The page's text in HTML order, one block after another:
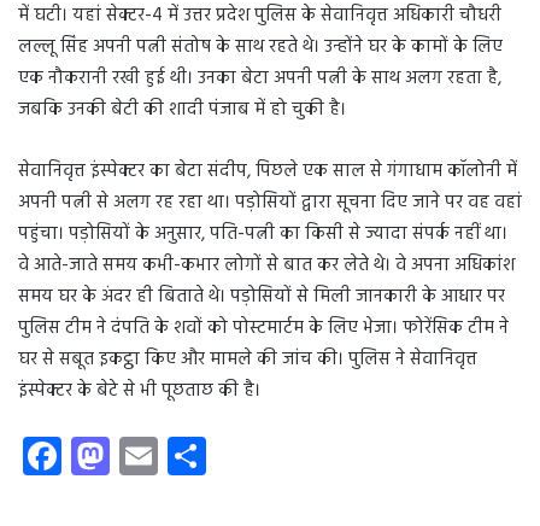
में घटी। यहां सेक्टर-4 में उत्तर प्रदेश पुलिस के सेवानिवृत्त अधिकारी चौधरी
लल्लू सिंह अपनी पत्नी संतोष के साथ रहते थे। उन्होंने घर के कामों के लिए
एक नौकरानी रखी हुई थी। उनका बेटा अपनी पत्नी के साथ अलग रहता है,
जबकि उनकी बेटी की शादी पंजाब में हो चुकी है।
सेवानिवृत्त इंस्पेक्टर का बेटा संदीप, पिछले एक साल से गंगाधाम कॉलोनी में
अपनी पत्नी से अलग रह रहा था। पड़ोसियों द्वारा सूचना दिए जाने पर वह वहां
पहुंचा। पड़ोसियों के अनुसार, पति-पत्नी का किसी से ज्यादा संपर्क नहीं था।
वे आते-जाते समय कभी-कभार लोगों से बात कर लेते थे। वे अपना अधिकांश
समय घर के अंदर ही बिताते थे। पड़ोसियों से मिली जानकारी के आधार पर
पुलिस टीम ने दंपति के शवों को पोस्टमार्टम के लिए भेजा। फोरेंसिक टीम ने
घर से सबूत इकट्ठा किए और मामले की जांच की। पुलिस ने सेवानिवृत्त
इंस्पेक्टर के बेटे से भी पूछताछ की है।
Fa
ce
M
as
E
m